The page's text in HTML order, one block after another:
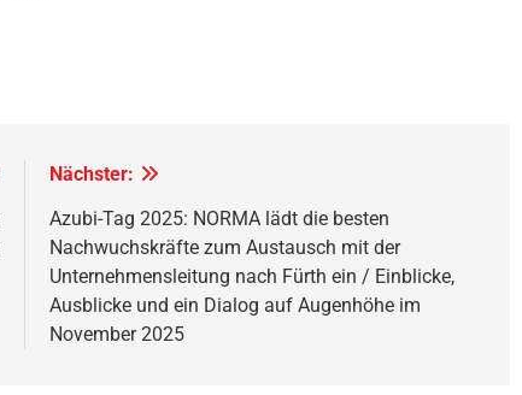
Nächster:
Azubi-Tag 2025: NORMA lädt die besten
Nachwuchskräfte zum Austausch mit der
Unternehmensleitung nach Fürth ein / Einblicke,
Ausblicke und ein Dialog auf Augenhöhe im
November 2025